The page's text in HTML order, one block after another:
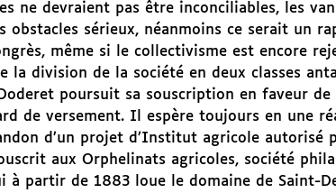
ne devraient pas être inconciliables, les
obstacles sérieux, néanmoins ce serait un
même si le collectivisme est encore
la division de la société en deux classes
poursuit sa souscription en faveur
de versement. Il espère toujours en une
d’un projet d’Institut agricole autorisé
aux Orphelinats agricoles, société
à partir de 1883 loue le domaine de Saint-